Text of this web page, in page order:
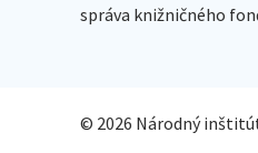
správa knižničného
© 2026 Národný